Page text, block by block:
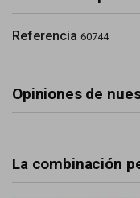
Referencia 60744
Opiniones de
La combinación